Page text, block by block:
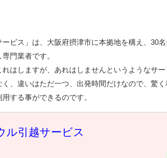
ービス」は、大阪府摂津市に本拠地を構え、30
門業者です。
はしますが、あれはしませんというようなサ
、違いはただ一つ、出発時間だけなので、驚
する事ができるのです。
ル引越サービス